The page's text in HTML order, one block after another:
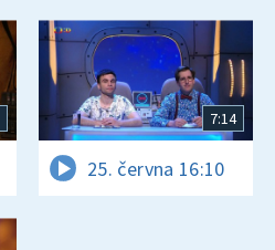
7:14
25. června 16:10